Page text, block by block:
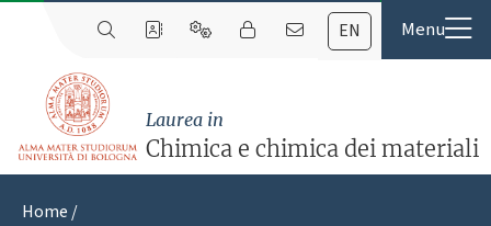
EN
Laurea in
Chimica e chimica dei materiali
Home